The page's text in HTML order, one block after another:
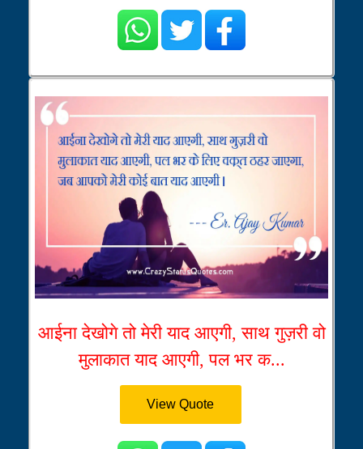
आईना देखोगे तो मेरी याद आएगी, साथ गुज़री वो
मुलाकात याद आएगी, पल भर क...
View Quote